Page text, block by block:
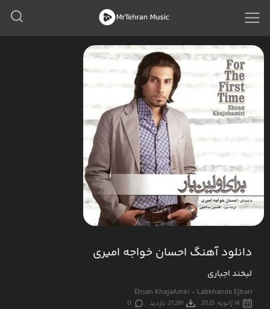
دانلود آهنگ احسان خواجه امیری
لبخند اجباری
Ehsan KhajeAmiri - Labkhande Ejbari
14 ژانویه 2025 27,291 بازدید 0